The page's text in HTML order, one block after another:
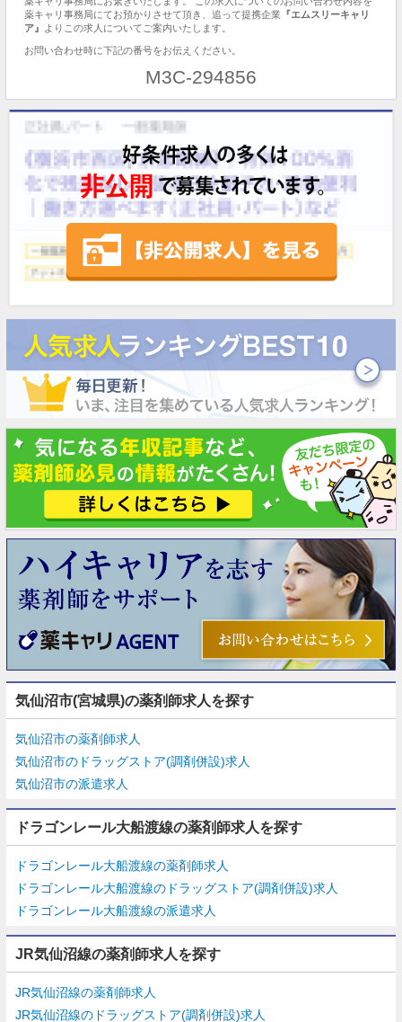
薬キャリ事務局にてお預かりさせて頂き、追って提携企業 『エムスリーキャリ
ア』
よりこの求人についてご案内いたします。
お問い合わせ時に下記の番号をお伝えください。
M3C-294856
気仙沼市(宮城県)の薬剤師求人を探す
気仙沼市の薬剤師求人
気仙沼市のドラッグストア(調剤併設)求人
気仙沼市の派遣求人
ドラゴンレール大船渡線の薬剤師求人を探す
ドラゴンレール大船渡線の薬剤師求人
ドラゴンレール大船渡線のドラッグストア(調剤併設)求人
ドラゴンレール大船渡線の派遣求人
JR気仙沼線の薬剤師求人を探す
JR気仙沼線の薬剤師求人
JR気仙沼線のドラッグストア(調剤併設)求人